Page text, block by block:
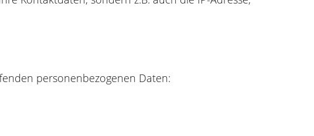
personenbezogenen Daten: